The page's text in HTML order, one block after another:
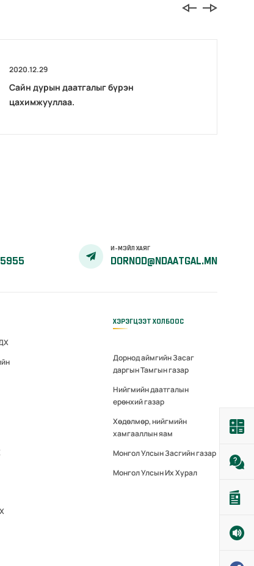
2020.12.29
Сайн дурын даатгалыг бүрэн
цахимжууллаа.
И-МЭЙЛ ХАЯГ
DORNOD@NDAATGAL.MN
ХЭРЭГЦЭЭТ ХОЛБООС
Дорнод аймгийн Засаг
даргын Тамгын газар
Нийгмийн даатгалын
ерөнхий газар
Хөдөлмөр, нийгмийн
хамгааллын яам
Монгол Улсын Засгийн газар
Монгол Улсын Их Хурал